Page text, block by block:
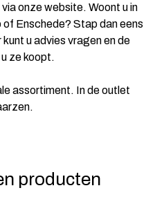
onze website. Woont u in
Enschede? Stap dan eens
kunt u advies vragen en de
ze koopt.
assortiment. In de outlet
producten